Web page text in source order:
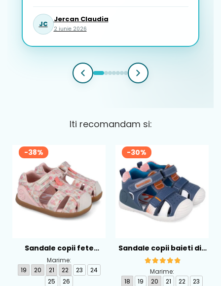
JC
Jercan Claudia
2 iunie 2026
Iti recomandam si:
-38%
Sandale copii fete
calapod lat din textil
Biomecanics, Roz -
262193-A103
Marime:
19
20 21 22 23
24
25
26
-30%
Sandale copii baieti din
piele Biomecanics,
Albastru - 262124-A556
Marime:
18
19 20 21 22
23